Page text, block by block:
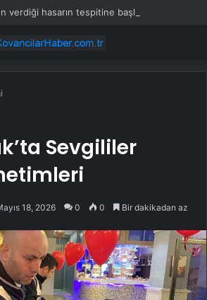
verdiği hasarın tespitine başlandı
Sevgililer
18, 2026 0 0 Bir dakikadan az